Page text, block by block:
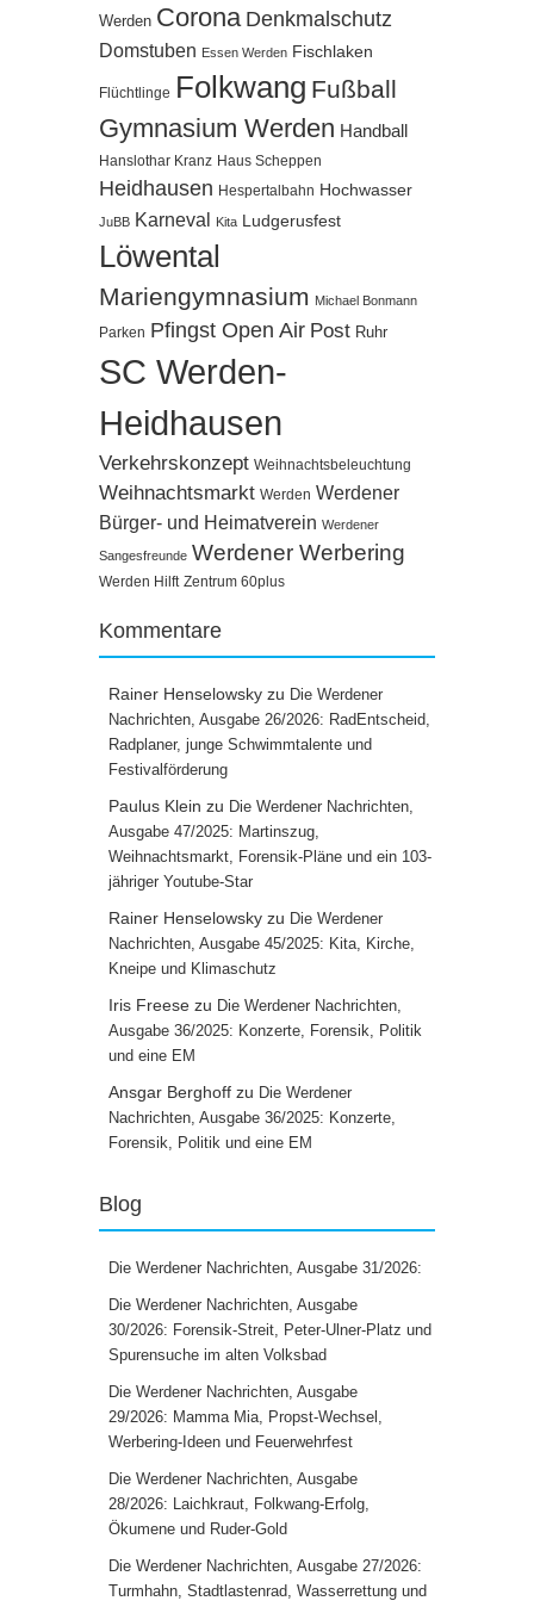
Werden Corona Denkmalschutz
Domstuben Essen Werden Fischlaken
Flüchtlinge Folkwang Fußball
Gymnasium Werden Handball
Hanslothar Kranz Haus Scheppen
Heidhausen Hespertalbahn Hochwasser
JuBB Karneval Kita Ludgerusfest
Löwental
Mariengymnasium Michael Bonmann
Parken Pfingst Open Air Post Ruhr
SC Werden-
Heidhausen
Verkehrskonzept Weihnachtsbeleuchtung
Weihnachtsmarkt Werden Werdener
Bürger- und Heimatverein Werdener
Sangesfreunde Werdener Werbering
Werden Hilft Zentrum 60plus
Kommentare
Rainer Henselowsky zu Die Werdener
Nachrichten, Ausgabe 26/2026: RadEntscheid,
Radplaner, junge Schwimmtalente und
Festivalförderung
Paulus Klein zu Die Werdener Nachrichten,
Ausgabe 47/2025: Martinszug,
Weihnachtsmarkt, Forensik-Pläne und ein 103-
jähriger Youtube-Star
Rainer Henselowsky zu Die Werdener
Nachrichten, Ausgabe 45/2025: Kita, Kirche,
Kneipe und Klimaschutz
Iris Freese zu Die Werdener Nachrichten,
Ausgabe 36/2025: Konzerte, Forensik, Politik
und eine EM
Ansgar Berghoff zu Die Werdener
Nachrichten, Ausgabe 36/2025: Konzerte,
Forensik, Politik und eine EM
Blog
Die Werdener Nachrichten, Ausgabe 31/2026:
Die Werdener Nachrichten, Ausgabe
30/2026: Forensik-Streit, Peter-Ulner-Platz und
Spurensuche im alten Volksbad
Die Werdener Nachrichten, Ausgabe
29/2026: Mamma Mia, Propst-Wechsel,
Werbering-Ideen und Feuerwehrfest
Die Werdener Nachrichten, Ausgabe
28/2026: Laichkraut, Folkwang-Erfolg,
Ökumene und Ruder-Gold
Die Werdener Nachrichten, Ausgabe 27/2026:
Turmhahn, Stadtlastenrad, Wasserrettung und